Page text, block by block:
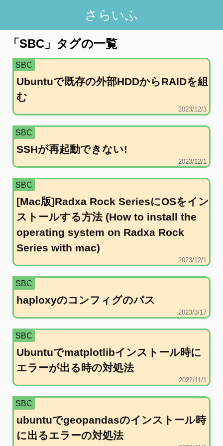
さらいふ
「 SBC 」タグの一覧
SBC
Ubuntuで既存の外部HDDからRAIDを組
む
2023/12/3
SBC
SSHが再起動できない!
2023/12/1
SBC
[Mac版]Radxa Rock SeriesにOSをイン
ストールする方法 (How to install the
operating system on Radxa Rock
Series with mac)
2023/12/1
SBC
haploxyのコンフィグのパス
2023/3/17
SBC
Ubuntuでmatplotlibインストール時に
エラーが出る時の対処法
2022/11/1
SBC
ubuntuでgeopandasのインストール時
に出るエラーの対処法